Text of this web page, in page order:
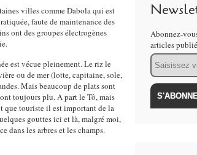
villes comme Dabola qui est
faute de maintenance des
ont des groupes électrogènes
est vécue pleinement. Le riz le
ou de mer (lotte, capitaine, sole,
Mais beaucoup de plats sont
toujours plu. A part le Tô, mais
que touriste il est important de la
gouttes ici et là, malgré moi,
dans les arbres et les champs.
Abonnez-
articles
Email